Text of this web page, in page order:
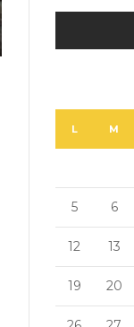
L M
5 6
12 13
19 20